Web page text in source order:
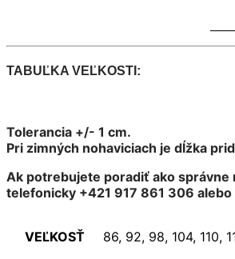
TABUĽKA VEĽKOSTI:
Tolerancia +/- 1 cm.
Pri zimných nohaviciach je dĺžka
Ak potrebujete poradiť ako
telefonicky +421 917 861 306 alebo
VEĽKOSŤ 86, 92, 98, 104, 110,